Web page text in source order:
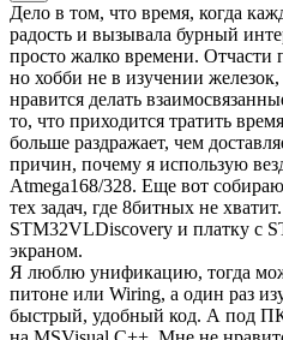
Дело в том, что время, когда
радость и вызывала бурный
просто жалко времени. Отчасти
но хобби не в изучении
нравится делать
то, что приходится тратить
больше раздражает, чем
причин, почему я использую
Atmega168/328. Еще вот
тех задач, где 8битных не
STM32VLDiscovery и платку с
экраном.
Я люблю унификацию, тогда
питоне или Wiring, а один раз
быстрый, удобный код. А под